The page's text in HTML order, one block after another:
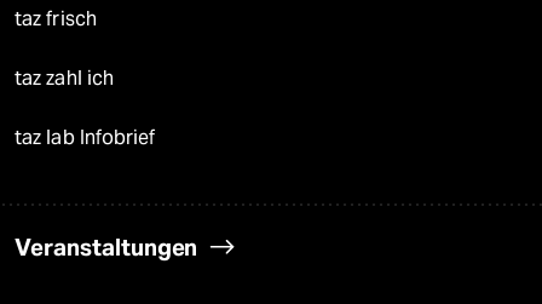
taz frisch
taz zahl ich
taz lab Infobrief
Veranstaltungen